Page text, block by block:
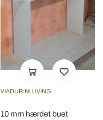
VIADURINI LIVING
10 mm hærdet buet